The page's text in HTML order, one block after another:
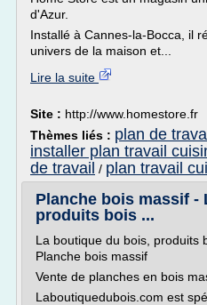
d'Azur.
Installé à Cannes-la-Bocca, il
univers de la maison et...
Lire la suite
Site : http://www.homestore.fr
Thèmes liés : plan de
installer plan travail
de travail / plan travail
Planche bois massif -
produits bois ...
La boutique du bois, produits
Planche bois massif
Vente de planches en bois
Laboutiquedubois.com est